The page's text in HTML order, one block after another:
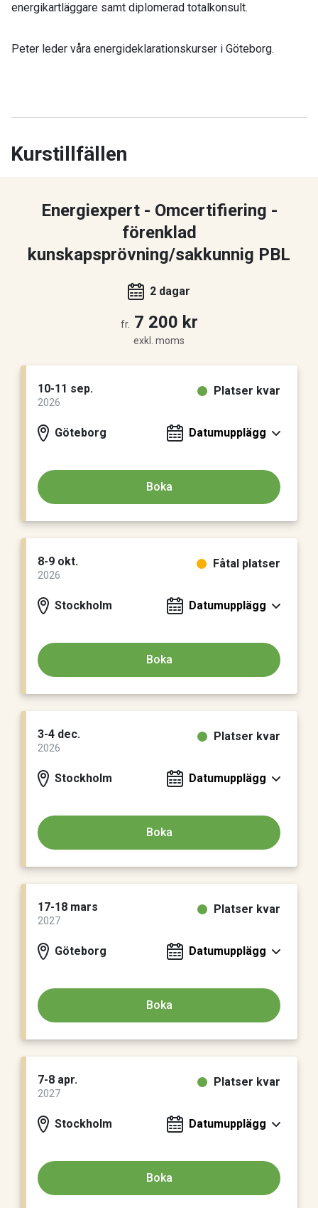
energikartläggare samt diplomerad totalkonsult.
Peter leder våra energideklarationskurser i Göteborg.
Kurstillfällen
Energiexpert - Omcertifiering -
förenklad
kunskapsprövning/sakkunnig PBL
2 dagar
fr. 7 200 kr
exkl. moms
10-11 sep.
2026
Göteborg
Platser kvar
Datumupplägg
Boka
8-9 okt.
2026
Stockholm
Fåtal platser
Datumupplägg
Boka
3-4 dec.
2026
Stockholm
Platser kvar
Datumupplägg
Boka
17-18 mars
2027
Göteborg
Platser kvar
Datumupplägg
Boka
7-8 apr.
2027
Stockholm
Platser kvar
Datumupplägg
Boka